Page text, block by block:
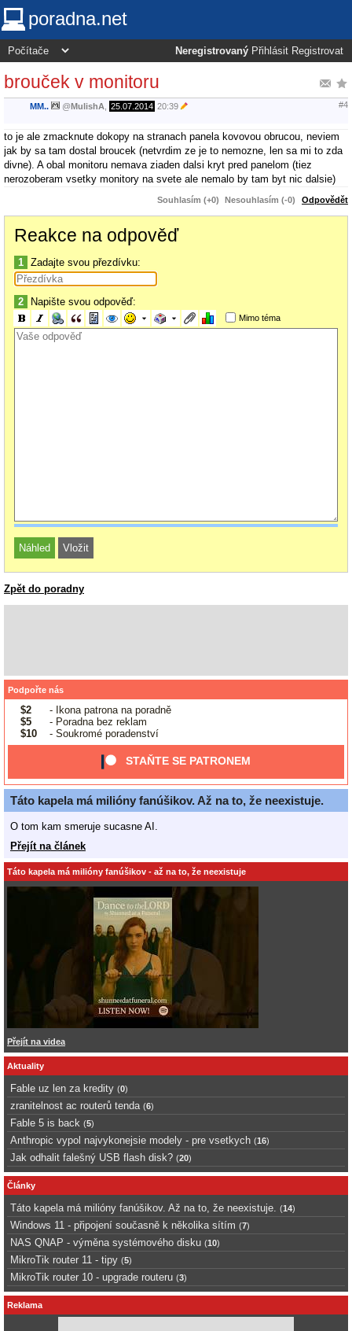
poradna.net
Neregistrovaný Přihlásit Registrovat
brouček v monitoru
MM.. @MulishA 25.07.2014 20:39 #4
to je ale zmacknute dokopy na stranach panela kovovou obrucou, neviem
jak by sa tam dostal broucek (netvrdim ze je to nemozne, len sa mi to zda
divne). A obal monitoru nemava ziaden dalsi kryt pred panelom (tiez
nerozoberam vsetky monitory na svete ale nemalo by tam byt nic dalsie)
Souhlasím (+0) Nesouhlasím (-0) Odpovědět
Reakce na odpověď
1 Zadajte svou přezdívku:
2 Napište svou odpověď:
Mimo téma
Zpět do poradny
Podpořte nás
$2
- Ikona patrona na poradně
$5
- Poradna bez reklam
$10
- Soukromé poradenství
STAŇTE SE PATRONEM
Táto kapela má milióny fanúšikov. Až na to, že neexistuje.
O tom kam smeruje sucasne AI.
Přejít na článek
Táto kapela má milióny fanúšikov - až na to, že neexistuje
Přejít na videa
Aktuality
Fable uz len za kredity (0)
zranitelnost ac routerů tenda (6)
Fable 5 is back (5)
Anthropic vypol najvykonejsie modely - pre vsetkych (16)
Jak odhalit falešný USB flash disk? (20)
Články
Táto kapela má milióny fanúšikov. Až na to, že neexistuje. (14)
Windows 11 - připojení současně k několika sítím (7)
NAS QNAP - výměna systémového disku (10)
MikroTik router 11 - tipy (5)
MikroTik router 10 - upgrade routeru (3)
Reklama